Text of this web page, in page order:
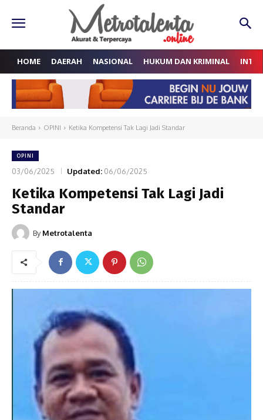
HOME DAERAH NASIONAL HUKUM DAN KRIMINAL
Beranda OPINI Ketika Kompetensi Tak Lagi Jadi Standar
OPINI
03/06/2025 Updated: 06/06/2025
Ketika Kompetensi Tak Lagi Jadi
Standar
By Metrotalenta